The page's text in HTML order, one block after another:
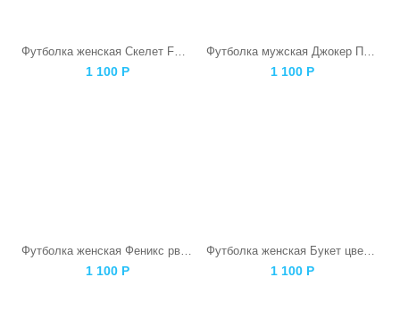
1 100 Р 1 100 Р
1 100 Р 1 100 Р